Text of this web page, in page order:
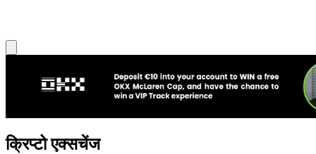
क्रिप्टो एक्सचेंज